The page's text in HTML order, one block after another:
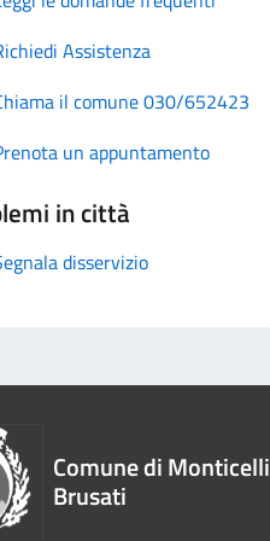
Assistenza
il comune 030/652423
un appuntamento
in città
disservizio
Comune di Monticelli
Brusati